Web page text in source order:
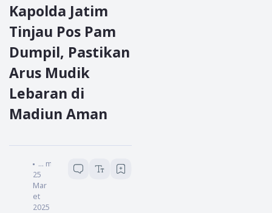
Kapolda Jatim
Tinjau Pos Pam
Dumpil, Pastikan
Arus Mudik
Lebaran di
Madiun Aman
Garda Jatim
... menit baca
25
Mar
et
2025